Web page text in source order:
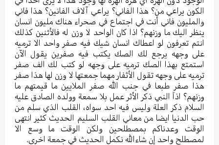
الكون يراعي من؟ هذا الفاني؟ يراعي آلاف الفانين؟ هذا فاني
والمليون فاني أنت في اجتماع في صحراء هناك مليون انسان
ينظر اليك ما وزنهم؟ اذا كان الواحد لا وزن له فالأثنين كذلك
انتم تعرفون لو اعطاك انسان شيك فيه صفر واحد الا ترميه
على وجهه يرجع لك الصك يكتب فيه صفرين يقول الآن
استمتع بهذا الصك ترميه على وجهه لو كتب لك الف صفر
ترميه على وجهه تقول الأثفار مهما جمعتها لا وزن لها هذا صفر
هذا صفر طبعا في جنب الله صفر الملايين ما قيمتهم ما
وزنهم؟ اذاً النبي ذكر الأثر عمل بلا سمعة وولده الصادق عليه
السلام ذكر العلة وليس فيه احد سواه، القلب الذي سلم من
حب الدنيا ايضا من معاني القلب السليم الحديث كثير انتهى
الوقت وعدناكم بمصطلحين ولكن الوقت ما وسع الا
لمصطلح واحد إن شاءالله نكمل الحديث في جمعة اخرى.